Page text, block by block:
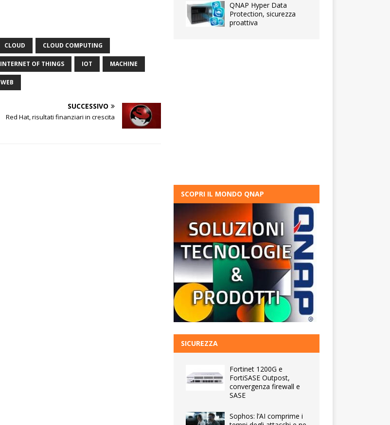
CLOUD CLOUD COMPUTING
INTERNET OF THINGS IOT MACHINE
WEB
SUCCESSIVO
Red Hat, risultati finanziari in crescita
QNAP Hyper Data
Protection, sicurezza
proattiva
SCOPRI IL MONDO QNAP
SICUREZZA
Fortinet 1200G e
FortiSASE Outpost,
convergenza firewall e
SASE
Sophos: l’AI comprime i